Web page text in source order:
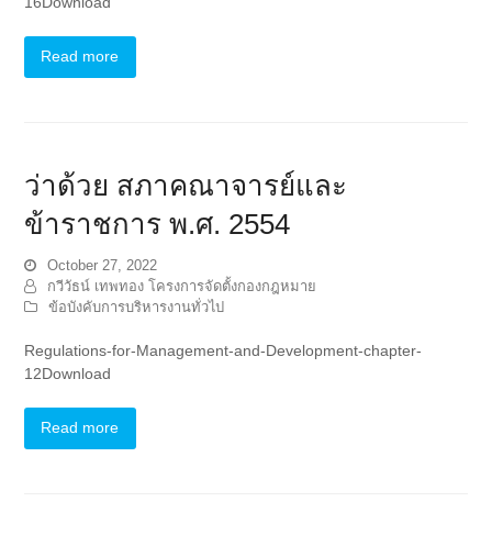
Read more
ว่าด้วย สภาคณาจารย์และ
ข้าราชการ พ.ศ. 2554
October 27, 2022
กวีวัธน์ เทพทอง โครงการจัดตั้งกองกฎหมาย
ข้อบังคับการบริหารงานทั่วไป
Regulations-for-Management-and-Development-chapter-
12Download
Read more